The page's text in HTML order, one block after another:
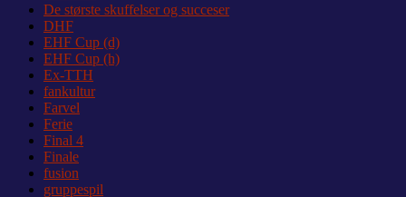
De største skuffelser og succeser
DHF
EHF Cup (d)
EHF Cup (h)
Ex-TTH
fankultur
Farvel
Ferie
Final 4
Finale
fusion
gruppespil